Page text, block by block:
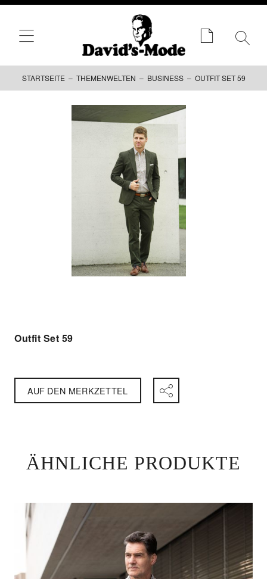
STARTSEITE – THEMENWELTEN – BUSINESS– OUTFIT SET 59
Outfit Set 59
AUF DEN MERKZETTEL
ÄHNLICHE PRODUKTE